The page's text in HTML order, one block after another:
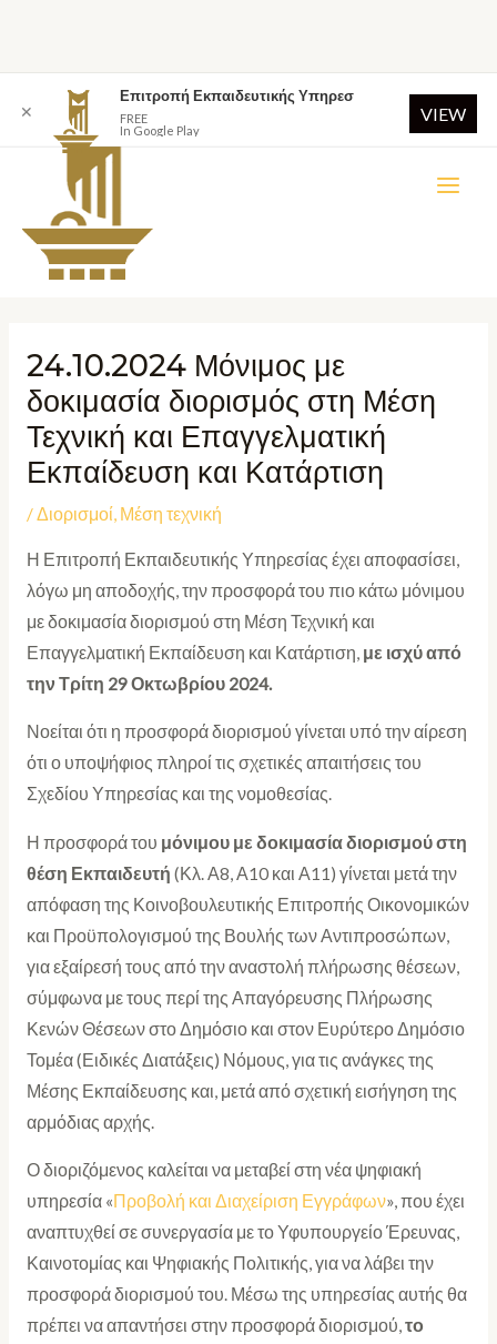
24.10.2024 Μόνιμος με
δοκιμασία διορισμός στη Μέση
Τεχνική και Επαγγελματική
Εκπαίδευση και Κατάρτιση
/Διορισμοί, Μέση τεχνική
Η Επιτροπή Εκπαιδευτικής Υπηρεσίας έχει αποφασίσει,
λόγω μη αποδοχής, την προσφορά του πιο κάτω μόνιμου
με δοκιμασία διορισμού στη Μέση Τεχνική και
Επαγγελματική Εκπαίδευση και Κατάρτιση, με ισχύ από
την Τρίτη 29 Οκτωβρίου 2024.
Νοείται ότι η προσφορά διορισμού γίνεται υπό την αίρεση
ότι ο υποψήφιος πληροί τις σχετικές απαιτήσεις του
Σχεδίου Υπηρεσίας και της νομοθεσίας.
Η προσφορά του μόνιμου με δοκιμασία διορισμού στη
θέση Εκπαιδευτή (Κλ. Α8, Α10 και Α11) γίνεται μετά την
απόφαση της Κοινοβουλευτικής Επιτροπής Οικονομικών
και Προϋπολογισμού της Βουλής των Αντιπροσώπων,
για εξαίρεσή τους από την αναστολή πλήρωσης θέσεων,
σύμφωνα με τους περί της Απαγόρευσης Πλήρωσης
Κενών Θέσεων στο Δημόσιο και στον Ευρύτερο Δημόσιο
Τομέα (Ειδικές Διατάξεις) Νόμους, για τις ανάγκες της
Μέσης Εκπαίδευσης και, μετά από σχετική εισήγηση της
αρμόδιας αρχής.
Ο διοριζόμενος καλείται να μεταβεί στη νέα ψηφιακή
υπηρεσία «Προβολή και Διαχείριση Εγγράφων», που έχει
αναπτυχθεί σε συνεργασία με το Υφυπουργείο Έρευνας,
Καινοτομίας και Ψηφιακής Πολιτικής, για να λάβει την
προσφορά διορισμού του. Μέσω της υπηρεσίας αυτής θα
πρέπει να απαντήσει στην προσφορά διορισμού,το
✕
Επιτροπή Εκπαιδευτικής Υπηρεσ
FREE
In Google Play
VIEW